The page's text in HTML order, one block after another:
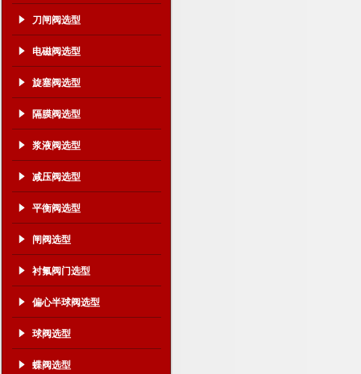
刀闸阀选型
电磁阀选型
旋塞阀选型
隔膜阀选型
浆液阀选型
减压阀选型
平衡阀选型
闸阀选型
衬氟阀门选型
偏心半球阀选型
球阀选型
蝶阀选型